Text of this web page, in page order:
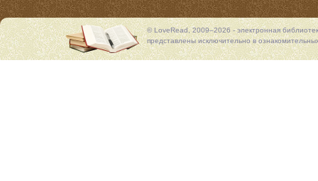
© LoveRead, 2009–2026 - электронная
представлены исключительно в